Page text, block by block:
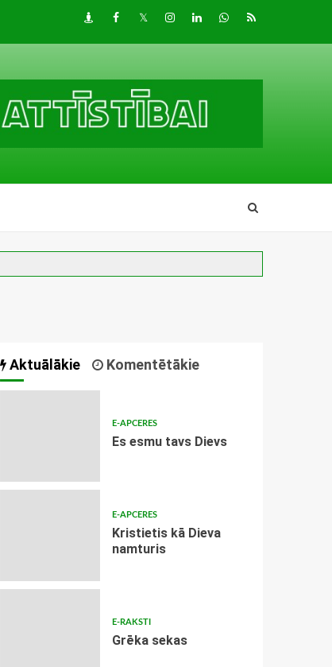
DraugiemFacebook
TwitterInstagram
LinkedInwhatsapp
RSS
Aktuālākie Komentētākie
E-APCERES
Es esmu tavs Dievs
E-APCERES
Kristietis kā Dieva
namturis
E-RAKSTI
Grēka sekas